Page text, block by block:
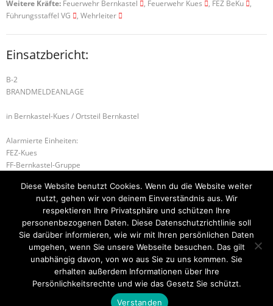
Weitere Kräfte: Feuerwehr Bernkastel , Feuerwehr Kues , FEZ BeKu
,
Führungsstaffel VG
, Wehrleiter
Einsatzbericht:
B-2
BRANDMELDEANLAGE
in Bernkastel-Kues / Ortsteil Bernkastel
Alarmierte Einheiten:
FEZ-Kues
FF-Bernkastel-Gruppe
BeKu WL
Kues-Gruppe
H-2 TÜR ÖFFNEN DRINGEND W-1 HOCHWASSER
Startseite Einsätze Mitglied werden Über uns
Kontakt
Diese Website benutzt Cookies. Wenn du die Website weiter
nutzt, gehen wir von deinem Einverständnis aus. Wir
respektieren Ihre Privatsphäre und schützen Ihre
personenbezogenen Daten. Diese Datenschutzrichtlinie soll
Sie darüber informieren, wie wir mit Ihren persönlichen Daten
umgehen, wenn Sie unsere Webseite besuchen. Das gilt
unabhängig davon, von wo aus Sie zu uns kommen. Sie
erhalten außerdem Informationen über Ihre
Persönlichkeitsrechte und wie das Gesetz Sie schützt.
Verstanden